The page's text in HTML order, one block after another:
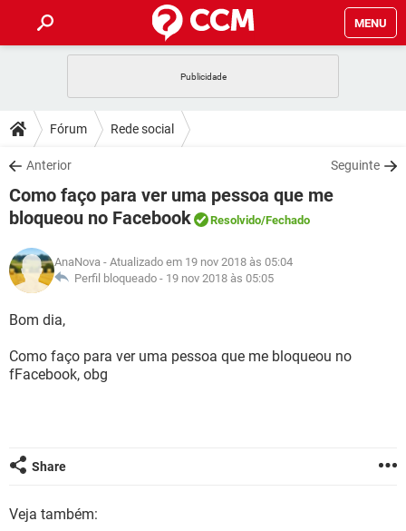
MENU
CELULAR
OUTLOOK
INSTAGRAM GMAIL
GUIA DE COMPRAS
DICAS
JOGOS
OUTLOOK
GUIA DE COMPRAS
DOWNLOADS
JOGOS WHATSAPP
CELULAR FACEBOOK
OUTLOOK EXCEL
INSTAGRAM
GUIA DE COMPRAS
FÓRUM
CELULAR FACEBOOK
GUIA DE COMPRAS
GLOSSÁRIO
JOGOS
CELULAR
OUTLOOK EXCEL
INSTAGRAM
Fórum Rede social
Anterior Seguinte
Como faço para ver uma pessoa que me
bloqueou no Facebook
Resolvido/Fechado
AnaNova - Atualizado em 19 nov 2018 às 05:04
Perfil bloqueado - 19 nov 2018 às 05:05
Bom dia,
Como faço para ver uma pessoa que me bloqueou no
fFacebook, obg
Share
Veja também: